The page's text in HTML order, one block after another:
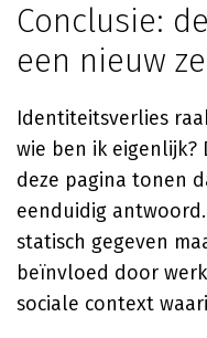
Conclusie:
een nieuw
Identiteitsverlies
wie ben ik eigenlijk?
deze pagina tonen
eenduidig
statisch gegeven
beïnvloed door
sociale context